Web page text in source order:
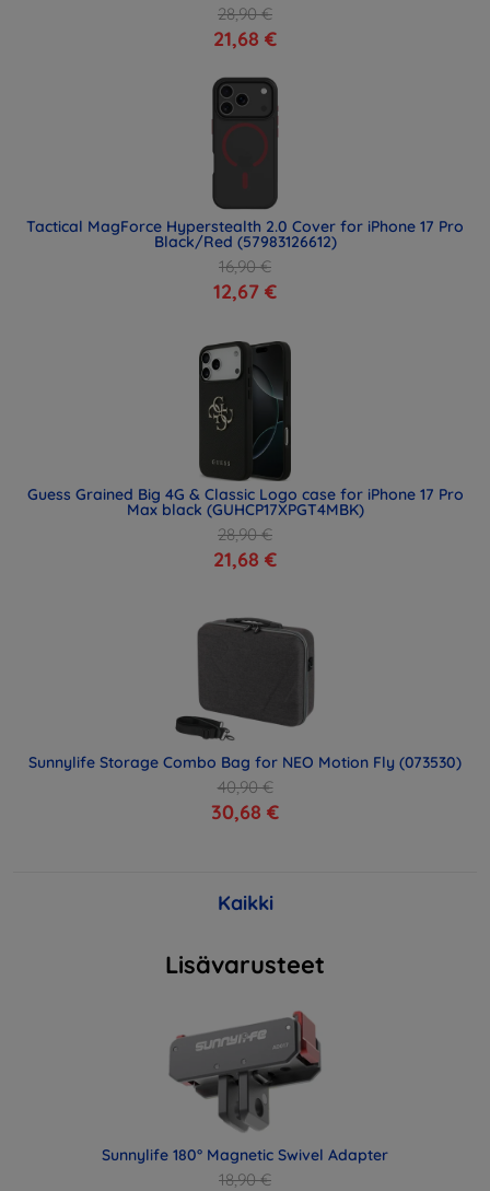
28,90 €
21,68 €
Tactical MagForce Hyperstealth 2.0 Cover for iPhone 17 Pro
Black/Red (57983126612)
16,90 €
12,67 €
Guess Grained Big 4G & Classic Logo case for iPhone 17 Pro
Max black (GUHCP17XPGT4MBK)
28,90 €
21,68 €
Sunnylife Storage Combo Bag for NEO Motion Fly (073530)
40,90 €
30,68 €
Kaikki
Lisävarusteet
Sunnylife 180° Magnetic Swivel Adapter
18,90 €